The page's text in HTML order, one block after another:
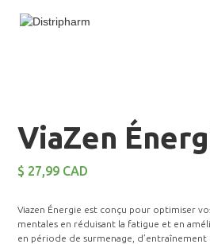
ViaZen
$ 27,99 CAD
Viazen Énergie est conçu pour optimiser
mentales en réduisant la fatigue et en
en période de surmenage, d’entraînement